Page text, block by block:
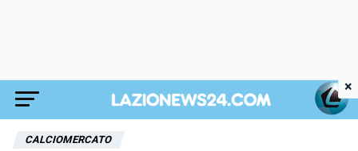
CALCIOMERCATO
×